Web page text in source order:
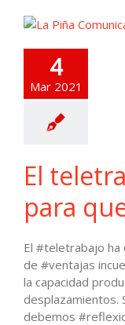
4
Mar 2021
El
para
El #teletrabajo
de #ventajas
la capacidad
desplazamientos.
debemos